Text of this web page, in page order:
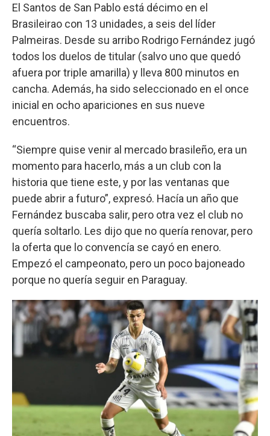
El Santos de San Pablo está décimo en el
Brasileirao con 13 unidades, a seis del líder
Palmeiras. Desde su arribo Rodrigo Fernández jugó
todos los duelos de titular (salvo uno que quedó
afuera por triple amarilla) y lleva 800 minutos en
cancha. Además, ha sido seleccionado en el once
inicial en ocho apariciones en sus nueve
encuentros.
“Siempre quise venir al mercado brasileño, era un
momento para hacerlo, más a un club con la
historia que tiene este, y por las ventanas que
puede abrir a futuro”, expresó. Hacía un año que
Fernández buscaba salir, pero otra vez el club no
quería soltarlo. Les dijo que no quería renovar, pero
la oferta que lo convencía se cayó en enero.
Empezó el campeonato, pero un poco bajoneado
porque no quería seguir en Paraguay.